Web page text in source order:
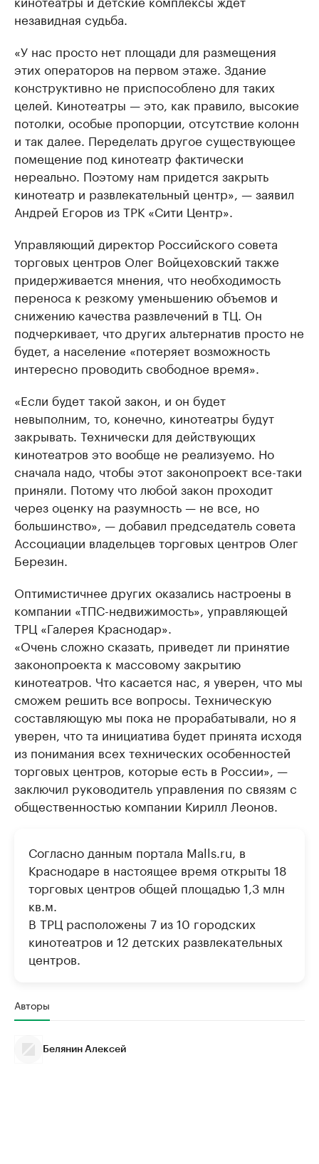
незавидная судьба.
«У нас просто нет площади для размещения
этих операторов на первом этаже. Здание
конструктивно не приспособлено для таких
целей. Кинотеатры — это, как правило, высокие
потолки, особые пропорции, отсутствие колонн
и так далее. Переделать другое существующее
помещение под кинотеатр фактически
нереально. Поэтому нам придется закрыть
кинотеатр и развлекательный центр», — заявил
Андрей Егоров из ТРК «Сити Центр».
Управляющий директор Российского совета
торговых центров Олег Войцеховский также
придерживается мнения, что необходимость
переноса к резкому уменьшению объемов и
снижению качества развлечений в ТЦ. Он
подчеркивает, что других альтернатив просто не
будет, а население «потеряет возможность
интересно проводить свободное время».
«Если будет такой закон, и он будет
невыполним, то, конечно, кинотеатры будут
закрывать. Технически для действующих
кинотеатров это вообще не реализуемо. Но
сначала надо, чтобы этот законопроект все-таки
приняли. Потому что любой закон проходит
через оценку на разумность — не все, но
большинство», — добавил председатель совета
Ассоциации владельцев торговых центров Олег
Березин.
Оптимистичнее других оказались настроены в
компании «ТПС-недвижимость», управляющей
ТРЦ «Галерея Краснодар».
«Очень сложно сказать, приведет ли принятие
законопроекта к массовому закрытию
кинотеатров. Что касается нас, я уверен, что мы
сможем решить все вопросы. Техническую
составляющую мы пока не прорабатывали, но я
уверен, что та инициатива будет принята исходя
из понимания всех технических особенностей
торговых центров, которые есть в России», —
заключил руководитель управления по связям с
общественностью компании Кирилл Леонов.
Согласно данным портала Malls.ru, в
Краснодаре в настоящее время открыты 18
торговых центров общей площадью 1,3 млн
кв.м.
В ТРЦ расположены 7 из 10 городских
кинотеатров и 12 детских развлекательных
центров.
Авторы
Белянин Алексей